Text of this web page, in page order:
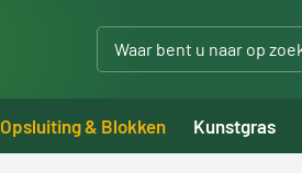
Opsluiting & Blokken Kunstgras